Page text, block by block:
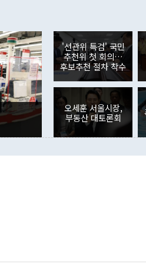
이 9월 러시아 블라디보스토크에
며 "정부 차원에서 (참석을) 검토
은 "그것은 외교부의 몫"이라며 "
잘랐다. 정 장관이 이날 소개한 대
않았다는 점에서 문제가 있다. 특
사합의 복원, 4자회담 추진 등은
권이라는 지적이 나오고 있다. 이
뒤 "여기 업무보고에 발표했다고
부의 한 소식통은 "정 장관의 발
를 거쳐 결정된 사안이 아닌 정
련 부처 장관이 정부의 공식 정책
하고 대통령의 면전에서 '국군통
였던 올해 3월(369억9000만달러
인의 해외투자가 80억1000만달
각각 증가했다. 증권투자에서는
국인의 국내 주식 투자는 차익실
감소하며 전월(-310억5000만달
경신했다. 외국인의 국내 채권투
분기 말 만기도래 영향으로 증가
다. 내국인의 해외 증권투자는 주
다. eoyn2@newspim.com
'선관위 특검' 국민
추천위 첫 회의…
후보추천 절차 착수
오세훈 서울시장,
부동산 대토론회